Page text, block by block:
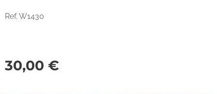
Ref. W1430
30,00 €